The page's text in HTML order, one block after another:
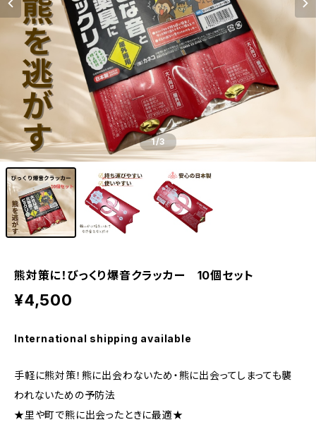
1/3
熊対策に！びっくり爆音クラッカー 10個セット
¥4,500
International shipping available
手軽に熊対策！熊に出会わないため・熊に出会ってしまっても襲
われないための予防法
★里や町で熊に出会ったときに最適★